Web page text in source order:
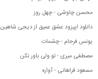
محسن چاوشی - چهل روز
دانلود اپیزود عشق عمیق از دیجی شاهین
یونس فرجام - چشمات
مصطفی میری - تو ولی باور نکن
مسعود فراهانی - آواره